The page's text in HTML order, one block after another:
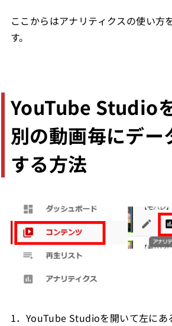
ここからはアナリティクスの使い方
す。
YouTube Studio
別の動画毎にデー
する方法
1．YouTube Studioを開いて左にあ